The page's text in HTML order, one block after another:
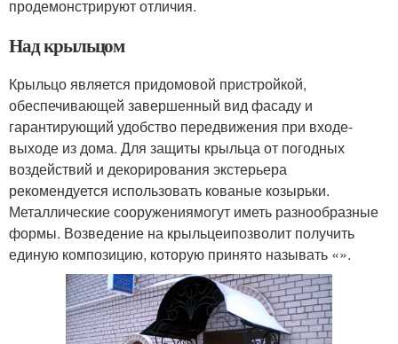
продемонстрируют отличия.
Над крыльцом
Крыльцо является придомовой пристройкой,
обеспечивающей завершенный вид фасаду и
гарантирующий удобство передвижения при входе-
выходе из дома. Для защиты крыльца от погодных
воздействий и декорирования экстерьера
рекомендуется использовать кованые козырьки.
Металлические сооружениямогут иметь разнообразные
формы. Возведение на крыльцеипозволит получить
единую композицию, которую принято называть «».